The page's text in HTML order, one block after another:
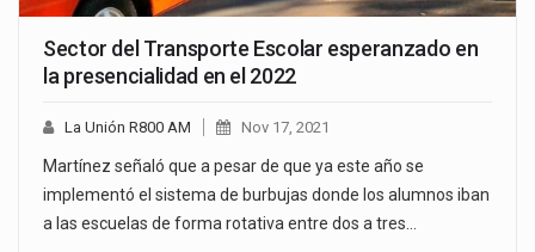
Sector del Transporte Escolar esperanzado en
la presencialidad en el 2022
La Unión R800 AM Nov 17, 2021
Martínez señaló que a pesar de que ya este año se
implementó el sistema de burbujas donde los alumnos iban
a las escuelas de forma rotativa entre dos a tres…